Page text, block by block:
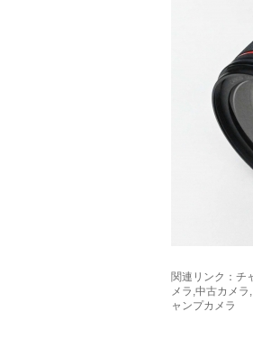
関連リンク： チ
メラ,中古カメ
ャンプカメラ